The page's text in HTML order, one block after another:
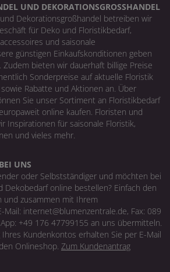
UND DEKORATIONSGROSSHANDEL
Dekorationsgroßhandel betreiben wir
für Deko und Floristikbedarf,
und saisonale
günstigen Einkaufskonditionen geben
bieten wir dauerhaft billige Preise
Sonderpreise auf aktuelle Floristik
Rabatte und Aktionen an. Über
Sie unser Sortiment an Floristikbedarf
online kaufen. Floristen und
Inspirationen für saisonale Floristik,
und vieles mehr.
UNS
oder Selbstständiger und möchten bei
Dekobedarf online bestellen? Einfach den
und zusammen mit Ihrem
Mail: internet@blumenzentrale.de, Fax: 089
+49 176 47799155 an uns übermitteln.
Kundenkontos erhalten Sie per E-Mail
Onlineshop. Zum Kundenantrag